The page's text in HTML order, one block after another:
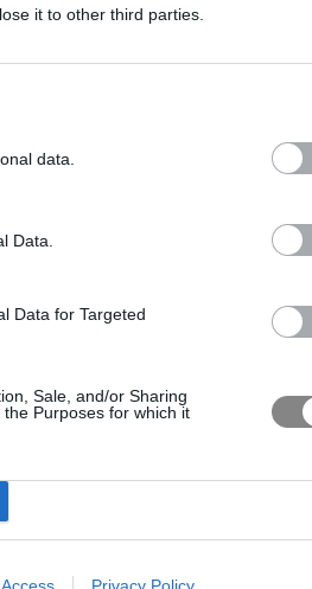
it to other third parties.
data.
Data.
Data for Targeted
Sale, and/or Sharing
Purposes for which it
Privacy Policy
τις θερμοκρασίες που
στενά δρομάκια με τα
nata" κάνουν κάθε
περιοχή του
δραστηριότητες για να